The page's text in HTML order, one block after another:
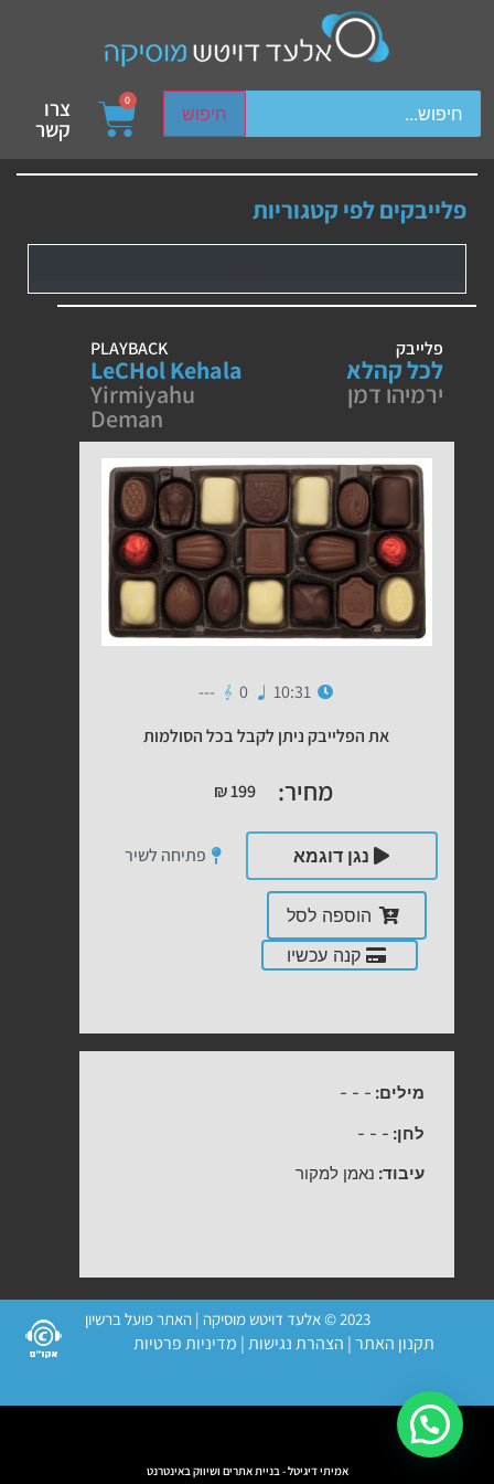
חיפוש
device users, explore by touch or with swipe gestures.
0 צרו
קשר
פלייבקים לפי קטגוריות
פלייבק
לכל קהלא
ירמיהו דמן
PLAYBACK
LeCHol Kehala
Yirmiyahu
Deman
10:31
0
---
את הפלייבק ניתן לקבל בכל הסולמות
מחיר: ₪199
נגן דוגמא פתיחה לשיר
הוספה לסל
קנה עכשיו
מילים: -
-
-
לחן: -
-
-
עיבוד: נאמן למקור
2023 © אלעד דויטש מוסיקה | האתר פועל ברשיון
תקנון האתר| הצהרת נגישות| מדיניות פרטיות
אמיתי דיגיטל - בניית אתרים ושיווק באינטרנט